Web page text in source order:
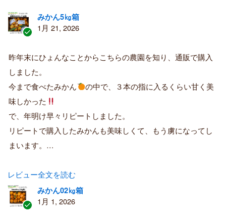
証
済
み
購
者
みかん5㎏箱
1月 21, 2026
昨年末にひょんなことからこちらの農園を知り、通販で購入
しました。
今まで食べたみかん
の中で、３本の指に入るくらい甘く美
味しかった
で、年明け早々リピートしました。
リピートで購入したみかんも美味しくて、もう虜になってし
まいます。…
レビュー全文を読む
みかん02㎏箱
1月 1, 2026